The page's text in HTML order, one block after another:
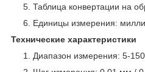
Таблица конвертации на
Единицы измерения:
Технические характеристики
Диапазон измерения: 5-